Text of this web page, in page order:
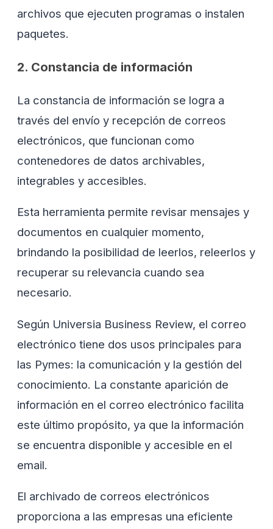
archivos que ejecuten programas o instalen
paquetes.
2. Constancia de información
La constancia de información se logra a
través del envío y recepción de correos
electrónicos, que funcionan como
contenedores de datos archivables,
integrables y accesibles.
Esta herramienta permite revisar mensajes y
documentos en cualquier momento,
brindando la posibilidad de leerlos, releerlos y
recuperar su relevancia cuando sea
necesario.
Según Universia Business Review, el correo
electrónico tiene dos usos principales para
las Pymes: la comunicación y la gestión del
conocimiento. La constante aparición de
información en el correo electrónico facilita
este último propósito, ya que la información
se encuentra disponible y accesible en el
email.
El archivado de correos electrónicos
proporciona a las empresas una eficiente